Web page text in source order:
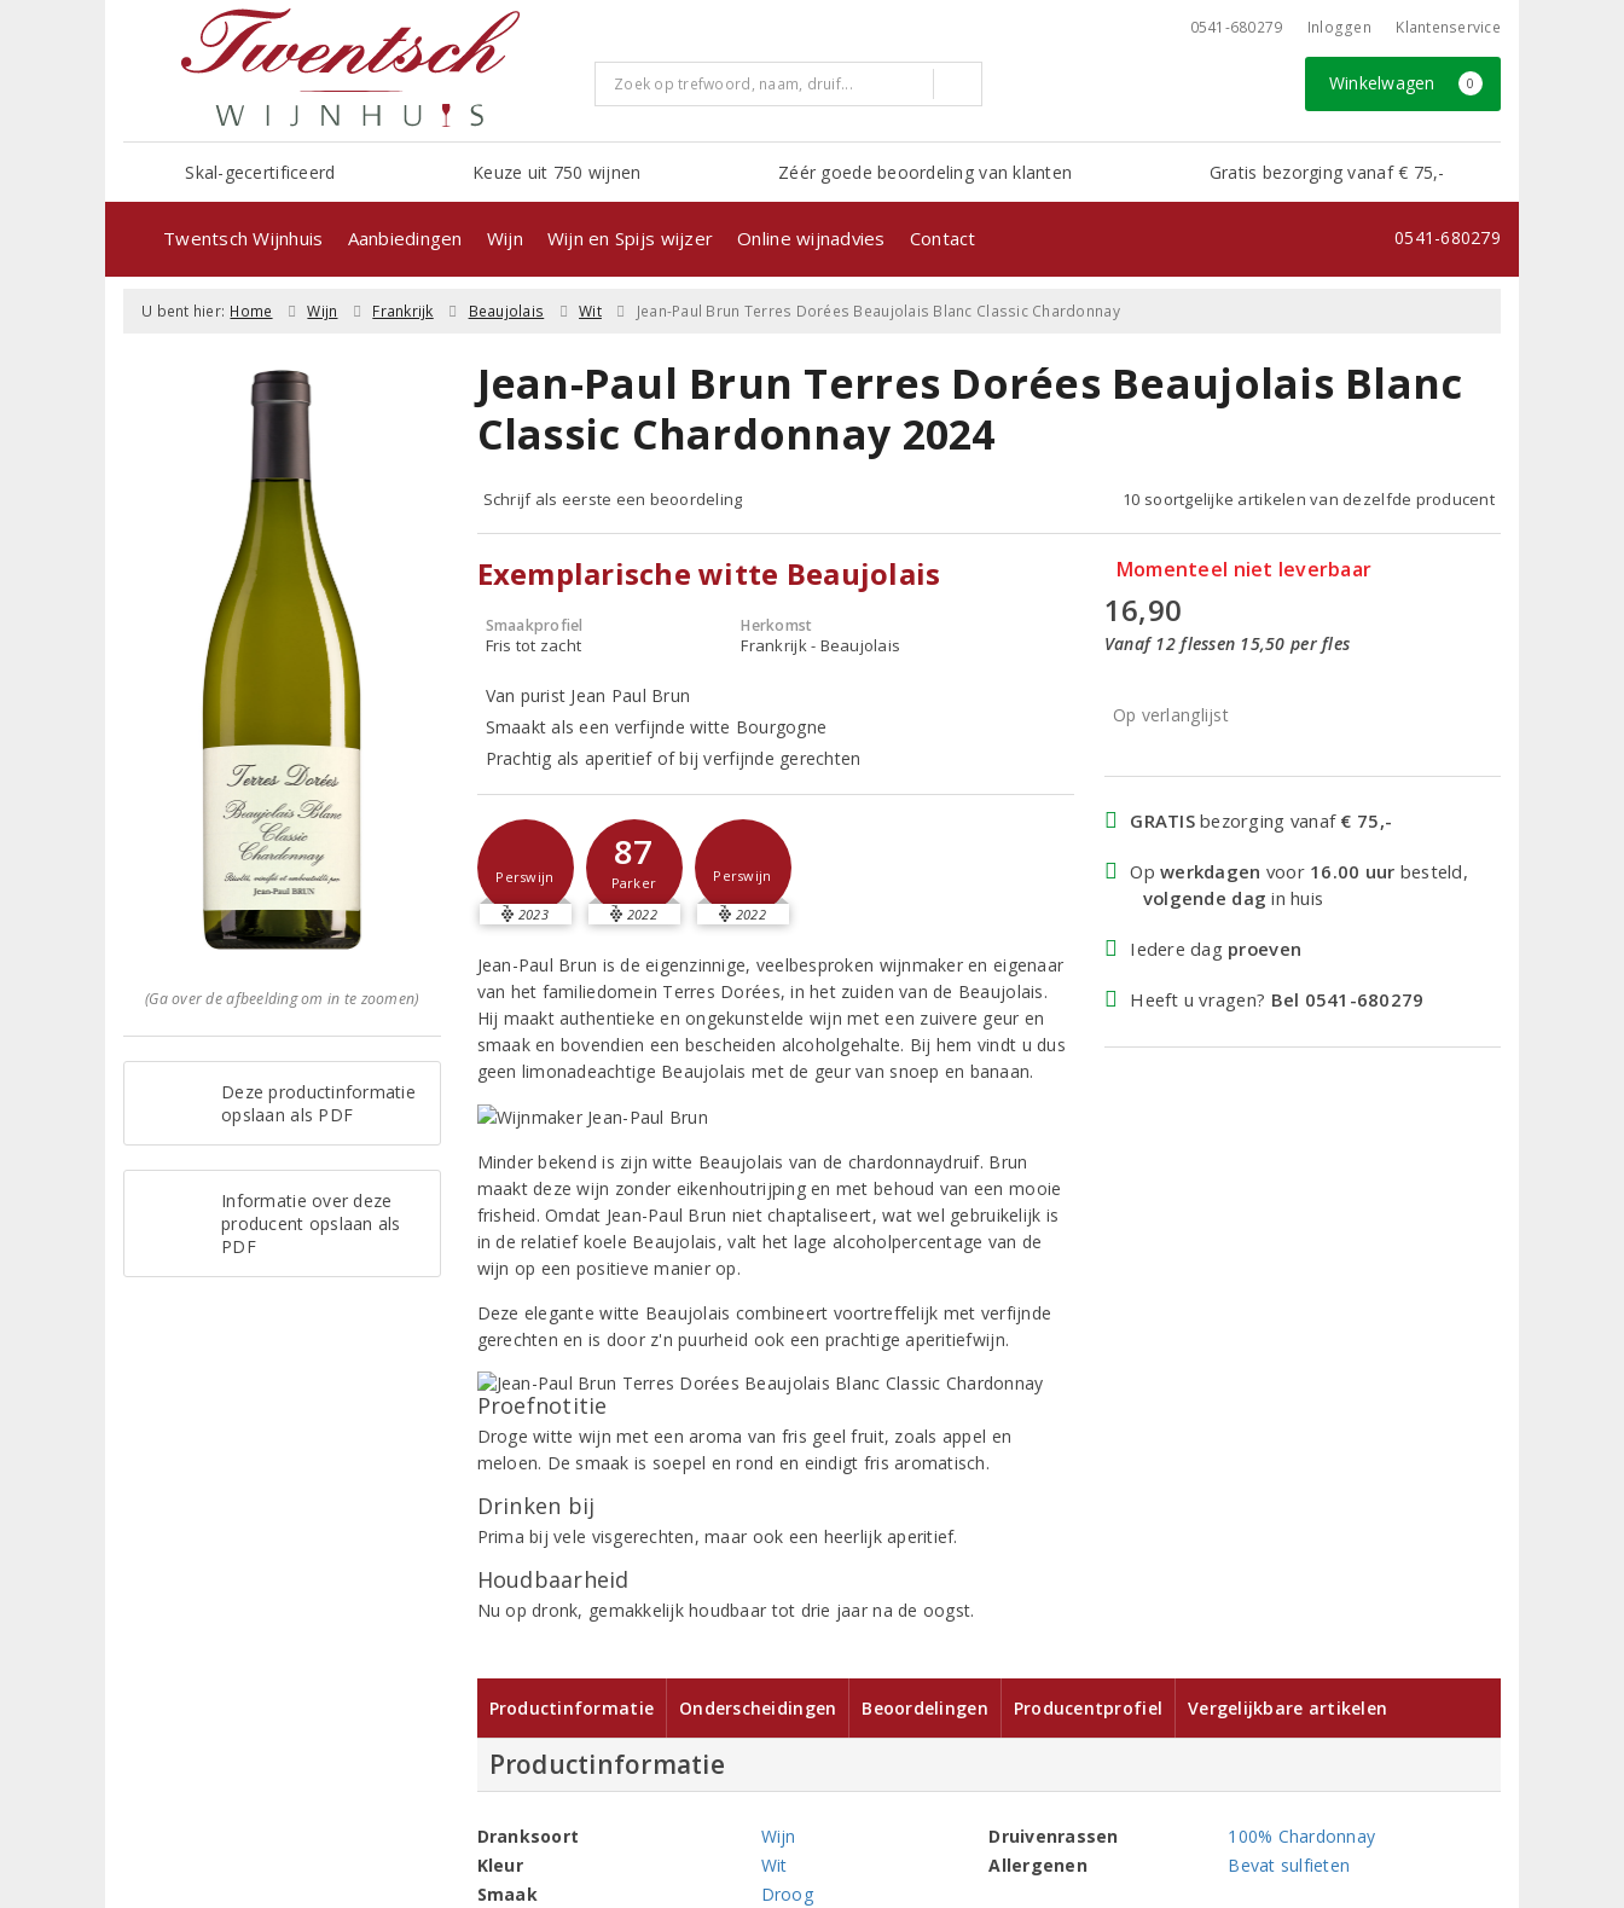
0541-680279 Inloggen Klantenservice
Winkelwagen 0
Skal-gecertificeerd Keuze uit 750 wijnen Zéér goede beoordeling van klanten Gratis bezorging vanaf € 75,-
Twentsch Wijnhuis Aanbiedingen Wijn Wijn en Spijs wijzer Online wijnadvies Contact 0541-680279
U bent hier: Home Wijn Frankrijk Beaujolais Wit Jean-Paul Brun Terres Dorées Beaujolais Blanc Classic Chardonnay
(Ga over de afbeelding om in te zoomen)
Deze productinformatie
opslaan als PDF
Informatie over deze
producent opslaan als
PDF
Jean-Paul Brun Terres Dorées Beaujolais Blanc
Classic Chardonnay 2024
Schrijf als eerste een beoordeling 10 soortgelijke artikelen van dezelfde producent
Exemplarische witte Beaujolais
Smaakprofiel
Fris tot zacht
Herkomst
Frankrijk - Beaujolais
Van purist Jean Paul Brun
Smaakt als een verfijnde witte Bourgogne
Prachtig als aperitief of bij verfijnde gerechten
Perswijn
2023
87
Parker
2022
Perswijn
2022
Jean-Paul Brun is de eigenzinnige, veelbesproken wijnmaker en eigenaar
van het familiedomein Terres Dorées, in het zuiden van de Beaujolais.
Hij maakt authentieke en ongekunstelde wijn met een zuivere geur en
smaak en bovendien een bescheiden alcoholgehalte. Bij hem vindt u dus
geen limonadeachtige Beaujolais met de geur van snoep en banaan.
Minder bekend is zijn witte Beaujolais van de chardonnaydruif. Brun
maakt deze wijn zonder eikenhoutrijping en met behoud van een mooie
frisheid. Omdat Jean-Paul Brun niet chaptaliseert, wat wel gebruikelijk is
in de relatief koele Beaujolais, valt het lage alcoholpercentage van de
wijn op een positieve manier op.
Deze elegante witte Beaujolais combineert voortreffelijk met verfijnde
gerechten en is door z'n puurheid ook een prachtige aperitiefwijn.
Proefnotitie
Droge witte wijn met een aroma van fris geel fruit, zoals appel en
meloen. De smaak is soepel en rond en eindigt fris aromatisch.
Drinken bij
Prima bij vele visgerechten, maar ook een heerlijk aperitief.
Houdbaarheid
Nu op dronk, gemakkelijk houdbaar tot drie jaar na de oogst.
Momenteel niet leverbaar
16,90
Vanaf 12 flessen 15,50 per fles
Op verlanglijst
GRATISbezorging vanaf € 75,-
Opwerkdagen voor 16.00 uur besteld,
volgende dag in huis
Iedere dag proeven
Heeft u vragen? Bel 0541-680279
Productinformatie Onderscheidingen Beoordelingen Producentprofiel Vergelijkbare artikelen
Productinformatie
Dranksoort
Wijn
Kleur
Wit
Smaak
Droog
Druivenrassen
100% Chardonnay
Allergenen
Bevat sulfieten